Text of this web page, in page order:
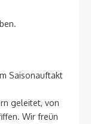
Saisonauftakt
geleitet, von
Wir freün